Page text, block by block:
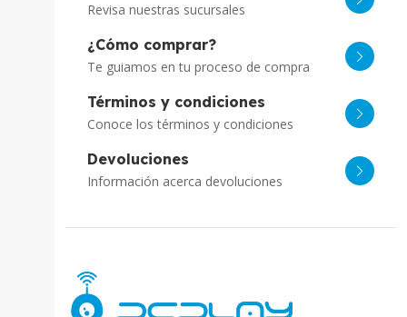
Revisa nuestras sucursales
¿Cómo comprar?
Te guiamos en tu proceso de compra
Términos y condiciones
Conoce los términos y condiciones
Devoluciones
Información acerca devoluciones